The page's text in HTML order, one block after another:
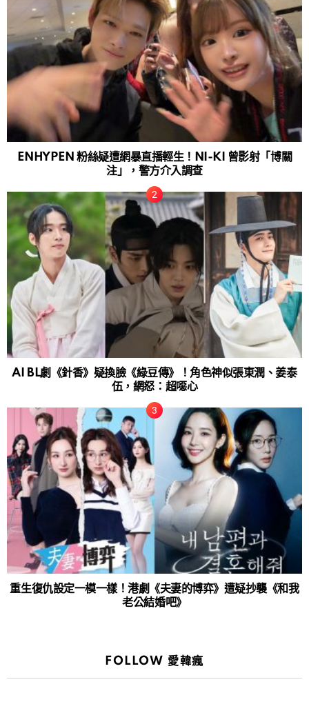
ENHYPEN 粉絲疑遭網暴直播輕生！NI-KI 曾影射「博關
注」，警方介入調查
AI BL劇《針香》疑換臉《綠豆傳》！角色神似張東潤、姜泰
伍，網怒：超噁心
重生復仇設定一模一樣！港劇《夫妻的博弈》遭疑抄襲《和我
老公結婚吧》
FOLLOW 愛韓瘋